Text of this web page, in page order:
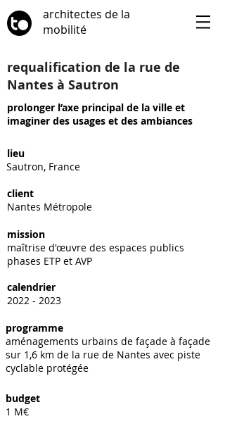
architectes de la
mobilité
requalification de la rue de
Nantes à Sautron
prolonger l’axe principal de la ville et
imaginer des usages et des ambiances
lieu
Sautron, France
client
Nantes Métropole
mission
maîtrise d'œuvre des espaces publics
phases ETP et AVP
calendrier
2022 - 2023
programme
aménagements urbains de façade à façade
sur 1,6 km de la rue de Nantes avec piste
cyclable protégée
budget
1 M€